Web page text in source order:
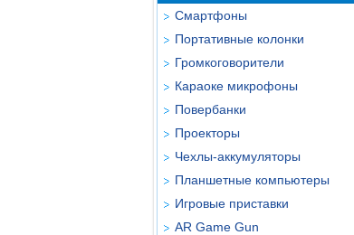
Смартфоны
Портативные колонки
Громкоговорители
Караоке микрофоны
Повербанки
Проекторы
Чехлы-аккумуляторы
Планшетные компьютеры
Игровые приставки
AR Game Gun